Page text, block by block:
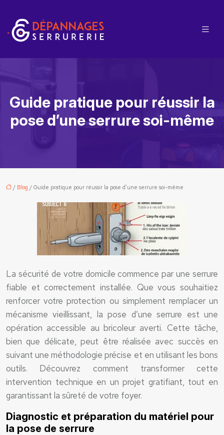
Guide pratique pour réussir la
pose d’une serrure soi-même
/ Blog / Guide pratique pour réussir la pose d’une serrure soi-même
La sécurité de votre domicile commence par une serrure
fiable et correctement installée. Que vous souhaitiez
renforcer votre protection ou simplement remplacer un
mécanisme vieillissant, la pose d’une serrure est une
opération accessible au bricoleur averti. Cette tâche,
bien que délicate, peut être réalisée avec succès en
suivant une méthodologie précise et en utilisant les bons
outils. Découvrez comment transformer cette
intervention technique en un projet gratifiant, tout en
garantissant la sûreté de votre foyer.
Diagnostic et préparation du matériel pour
la pose de serrure